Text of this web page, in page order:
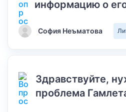
информацию о
София Неъматова
Здравствуйте,
проблема